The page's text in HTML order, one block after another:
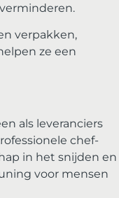
verpakken,
ze een
als leveranciers
chef-
in het snijden en
voor mensen